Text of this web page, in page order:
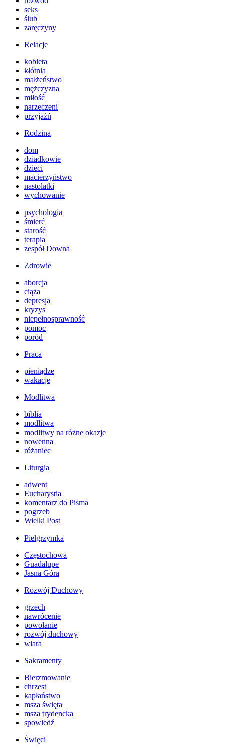
seks
ślub
zaręczyny
Relacje
kobieta
kłótnia
małżeństwo
mężczyzna
miłość
narzeczeni
przyjaźń
Rodzina
dom
dziadkowie
dzieci
macierzyństwo
nastolatki
wychowanie
psychologia
śmierć
starość
terapia
zespół Downa
Zdrowie
aborcja
ciąża
depresja
kryzys
niepełnosprawność
pomoc
poród
Praca
pieniądze
wakacje
Modlitwa
biblia
modlitwa
modlitwy na różne okazje
nowenna
różaniec
Liturgia
adwent
Eucharystia
komentarz do Pisma
pogrzeb
Wielki Post
Pielgrzymka
Częstochowa
Guadalupe
Jasna Góra
Rozwój Duchowy
grzech
nawrócenie
powołanie
rozwój duchowy
wiara
Sakramenty
Bierzmowanie
chrzest
kapłaństwo
msza święta
msza trydencka
spowiedź
Święci